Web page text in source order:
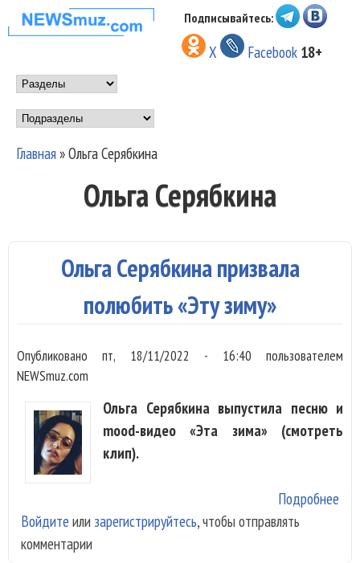
Перейти к основному
содержанию
НОВОСТИ
МУЗЫКИ И
ШОУ БИЗНЕСА
NEWSMUZ.COM
Подписывайтесь:
X Facebook 18+
Main menu
Подразделы
Главная»Ольга Серябкина
Ольга Серябкина
Ольга Серябкина призвала
полюбить «Эту зиму»
Опубликованопт, 18/11/2022 - 16:40 пользователем
NEWSmuz.com
Ольга Серябкина выпустила песню и
mood-видео «Эта зима» (смотреть
клип).
Подробнее
Войдите или зарегистрируйтесь, чтобы отправлять
комментарии